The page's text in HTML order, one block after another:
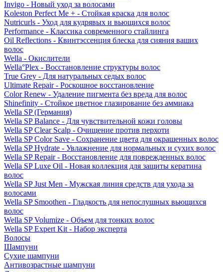
Invigo - Новый уход за волосами
Koleston Perfect Me + - Стойкая краска для волос
Nutricurls - Уход для кудрявых и вьющихся волос
Performance - Классика современного стайлинга
Oil Reflections - Квинтэссенция блеска для сияния ваших
волос
Wella - Окислители
Wella°Plex - Восстановление структуры волос
True Grey - Для натуральных седых волос
Ultimate Repair - Роскошное восстановление
Color Renew - Удаление пигмента без вреда для волос
Shinefinity - Стойкое цветное глазирование без аммиака
Wella SP (Германия)
Wella SP Balance - Для чувствительной кожи головы
Wella SP Clear Scalp - Очищение против перхоти
Wella SP Color Save - Сохранение цвета для окрашенных волос
Wella SP Hydrate - Увлажнение для нормальных и сухих волос
Wella SP Repair - Восстановление для поврежденных волос
Wella SP Luxe Oil - Новая коллекция для защиты кератина
волос
Wella SP Just Men - Мужская линия средств для ухода за
волосами
Wella SP Smoothen - Гладкость для непослушных вьющихся
волос
Wella SP Volumize - Объем для тонких волос
Wella SP Expert Kit - Набор эксперта
Волосы
Шампуни
Сухие шампуни
Антивозрастные шампуни